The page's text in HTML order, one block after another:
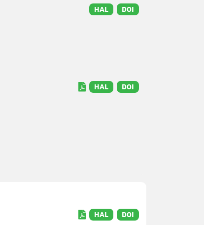
HAL DOI
HAL DOI
HAL DOI